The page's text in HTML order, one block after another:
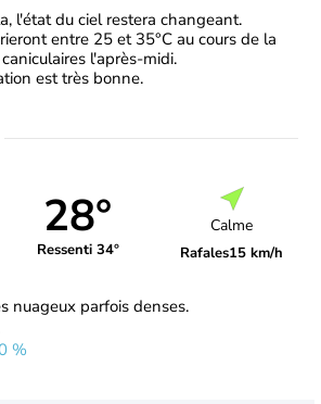
l'état du ciel restera changeant.
entre 25 et 35°C au cours de la
l'après-midi.
est très bonne.
28°
Ressenti 34°
Calme
Rafales15 km/h
nuageux parfois denses.
%